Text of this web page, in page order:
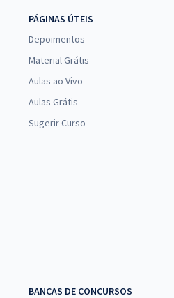
PÁGINAS ÚTEIS
Depoimentos
Material Grátis
Aulas ao Vivo
Aulas Grátis
Sugerir Curso
BANCAS DE CONCURSOS